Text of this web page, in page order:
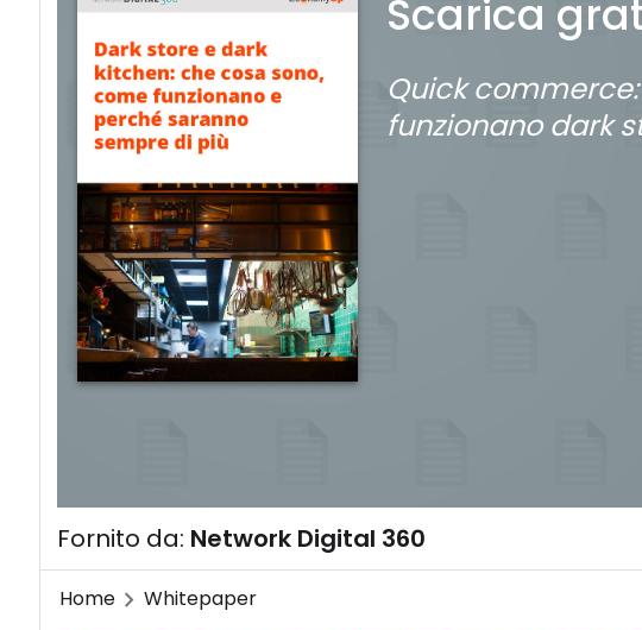
Scarica
Quick
funzionano dark
Fornito da: Network Digital 360
Home Whitepaper